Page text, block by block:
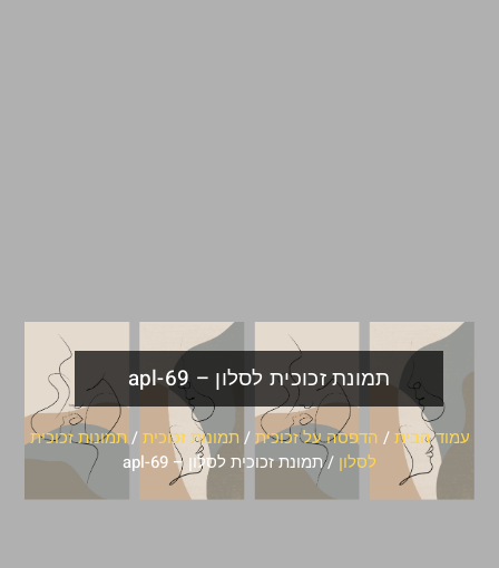
תמונת זכוכית לסלון – apl-69
עמוד הבית/ הדפסה על זכוכית/ תמונות זכוכית/תמונות זכוכית
לסלון / תמונת זכוכית לסלון – apl-69